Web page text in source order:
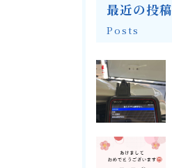
最近の投稿
Posts